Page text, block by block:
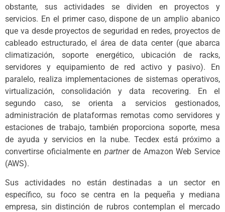
obstante, sus actividades se dividen en proyectos y
servicios. En el primer caso, dispone de un amplio abanico
que va desde proyectos de seguridad en redes, proyectos de
cableado estructurado, el área de data center (que abarca
climatización, soporte energético, ubicación de racks,
servidores y equipamiento de red activo y pasivo). En
paralelo, realiza implementaciones de sistemas operativos,
virtualización, consolidación y data recovering. En el
segundo caso, se orienta a servicios gestionados,
administración de plataformas remotas como servidores y
estaciones de trabajo, también proporciona soporte, mesa
de ayuda y servicios en la nube. Tecdex está próximo a
convertirse oficialmente enpartnerde Amazon Web Service
(AWS).
Sus actividades no están destinadas a un sector en
específico, su foco se centra en la pequeña y mediana
empresa, sin distinción de rubros contemplan el mercado